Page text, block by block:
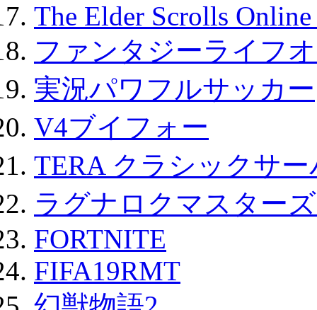
The Elder Scrolls
ファンタジーライフ
実況パワフルサッカー
V4ブイフォー
TERA クラシックサ
ラグナロクマスター
FORTNITE
FIFA19RMT